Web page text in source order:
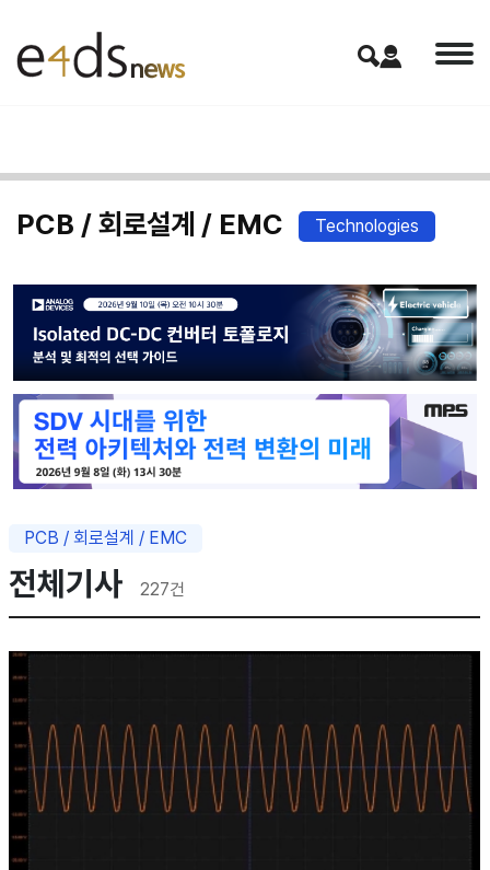
PCB / 회로설계 / EMC Technologies
PCB / 회로설계 / EMC
전체기사 227건